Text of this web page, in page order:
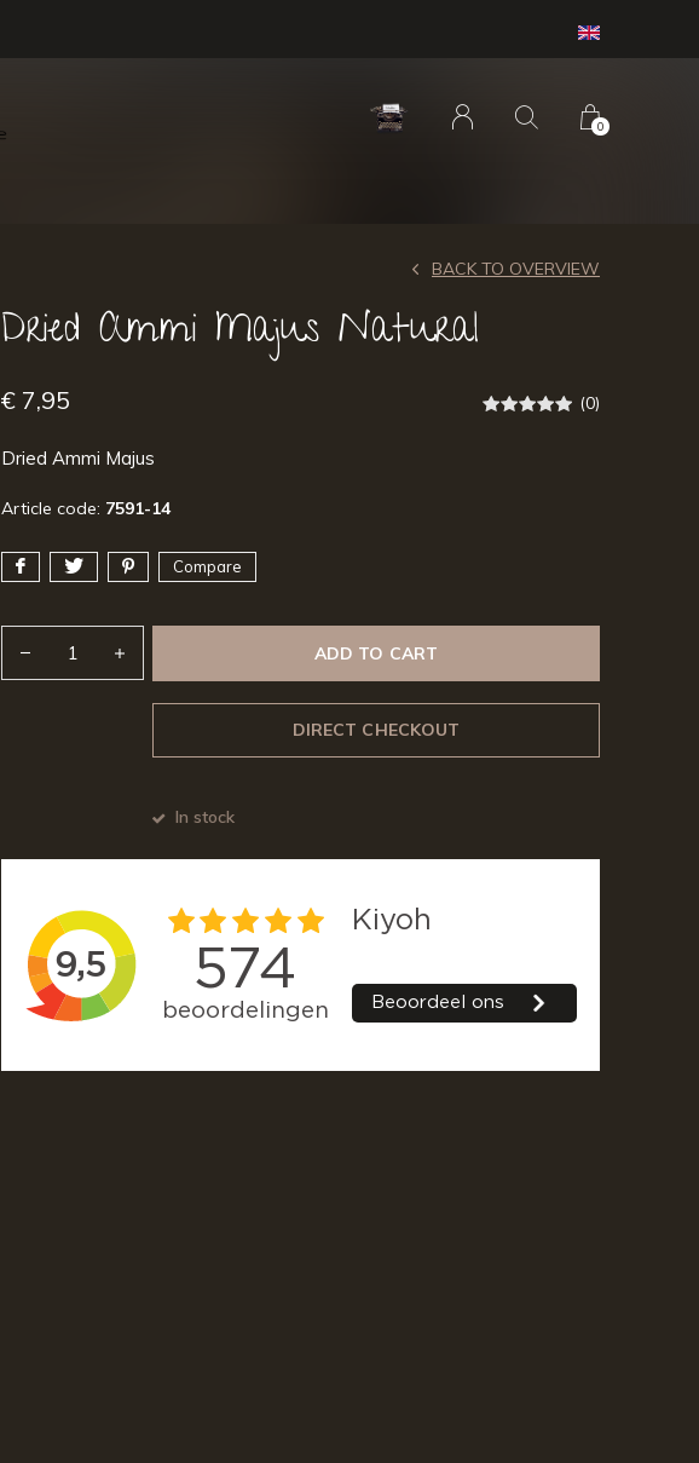
0
Dried Ammi Majus Natural
BACK TO OVERVIEW
€ 7,95 (0)
Dried Ammi Majus
Article code: 7591-14
Compare
ADD TO CART
DIRECT CHECKOUT
In stock